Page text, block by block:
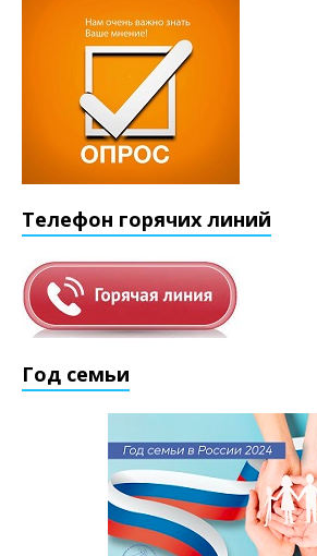
Телефон горячих линий
Год семьи